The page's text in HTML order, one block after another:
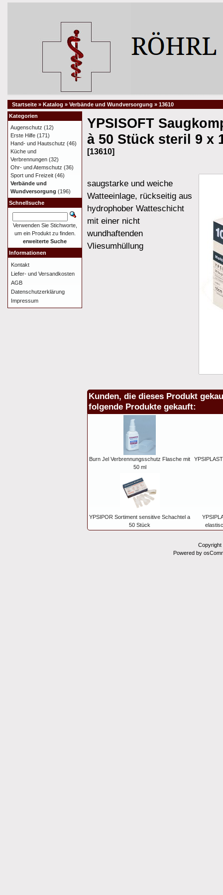
Startseite » Katalog » Verbände und Wundversorgung » 13610
YPSISOFT
à 50 Stück steril 9 x
[13610]
saugstarke und weiche
Watteeinlage, rückseitig aus
hydrophober Watteschicht
mit einer nicht
wundhaftenden
Vliesumhüllung
Kunden, die dieses Produkt
folgende Produkte gekauft:
Burn Jel Verbrennungsschutz Flasche mit
50 ml
YPSIPOR Sortiment sensitive Schachtel a
50 Stück
Kategorien
Augenschutz (12)
Erste Hilfe (171)
Hand- und Hautschutz (46)
Küche und
Verbrennungen (32)
Ohr- und Atemschutz (36)
Sport und Freizeit (46)
Verbände und
Wundversorgung (196)
Schnellsuche
Verwenden Sie Stichworte,
um ein Produkt zu finden.
erweiterte Suche
Informationen
Kontakt
Liefer- und Versandkosten
AGB
Datenschutzerklärung
Impressum
Powered by